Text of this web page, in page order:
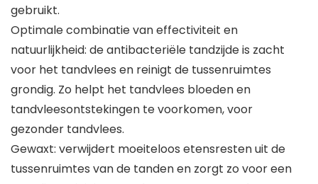
gebruikt.
Optimale combinatie van effectiviteit en
natuurlijkheid: de antibacteriële tandzijde is zacht
voor het tandvlees en reinigt de tussenruimtes
grondig. Zo helpt het tandvlees bloeden en
tandvleesontstekingen te voorkomen, voor
gezonder tandvlees.
Gewaxt: verwijdert moeiteloos etensresten uit de
tussenruimtes van de tanden en zorgt zo voor een